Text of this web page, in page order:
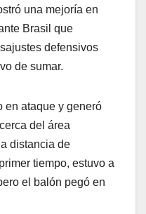
una mejoría en
Brasil que
defensivos
de sumar.
en ataque y generó
del área
distancia de
tiempo, estuvo a
el balón pegó en